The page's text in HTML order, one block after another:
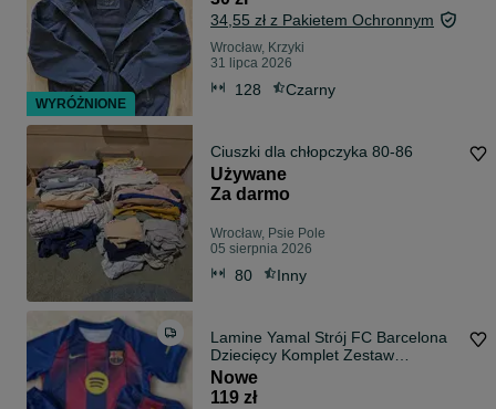
34,55 zł z Pakietem Ochronnym
Wrocław, Krzyki
31 lipca 2026
128 Czarny
Ciuszki dla chłopczyka 80-86
Używane
Za darmo
Wrocław, Psie Pole
05 sierpnia 2026
80 Inny
Lamine Yamal Strój FC Barcelona
Dziecięcy Komplet Zestaw
Koszulka spodenki getry
Nowe
119 zł
WYRÓŻNIONE